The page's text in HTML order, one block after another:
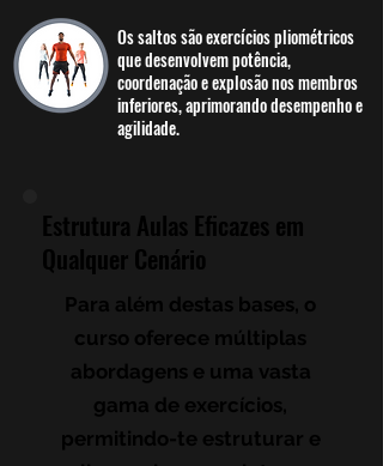
Os saltos são exercícios pliométricos
que desenvolvem potência,
coordenação e explosão nos membros
inferiores, aprimorando desempenho e
agilidade.
Estrutura Aulas Eficazes em
Qualquer Cenário
Para além destas bases, o
curso oferece múltiplas
abordagens e uma vasta
gama de exercícios,
permitindo-te estruturar e